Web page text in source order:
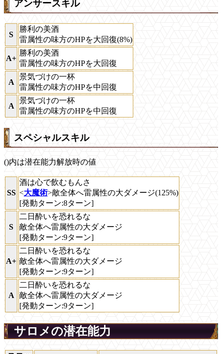
アンサースキル
S
勝利の美酒
雷属性の味方のHPを大回復(8%)
A+
勝利の美酒
雷属性の味方のHPを大回復
A
景気づけの一杯
雷属性の味方のHPを中回復
A
景気づけの一杯
雷属性の味方のHPを中回復
スペシャルスキル
()内は潜在能力解放時の値
SS
酒は心で飲むもんさ
<大魔術>敵全体へ雷属性の大ダメージ(125%)
[発動ターン:8ターン]
S
二日酔いを恐れるな
敵全体へ雷属性の大ダメージ
[発動ターン:9ターン]
A+
二日酔いを恐れるな
敵全体へ雷属性の大ダメージ
[発動ターン:9ターン]
A
二日酔いを恐れるな
敵全体へ雷属性の大ダメージ
[発動ターン:9ターン]
サロメの潜在能力